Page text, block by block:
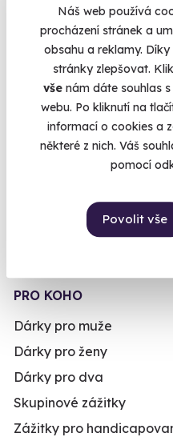
Náš web používá
procházení stránek a
obsahu a reklamy.
stránky zlepšovat.
vše nám dáte souhlas
webu. Po kliknutí na
informací o cookies a
některé z nich. Váš
pomocí
Povolit vše
Zážitkové pobyty
Vojenské zážitky
Zážitky se zvířaty
Únikové hry
Zážitky ve virtuální
Zážitky na doma
Dárkové balíčky
Zážitky v akci
PRO KOHO
Dárky pro muže
Dárky pro ženy
Dárky pro dva
Skupinové zážitky
Zážitky pro